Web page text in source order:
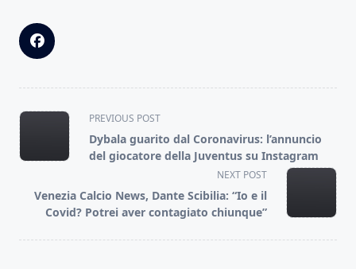
<span
class="nav-
subtitle
reader-
text">Page</span>
PREVIOUS POST
Dybala guarito dal Coronavirus: l’annuncio
del giocatore della Juventus su Instagram
NEXT POST
Venezia Calcio News, Dante Scibilia: “Io e il
Covid? Potrei aver contagiato chiunque”